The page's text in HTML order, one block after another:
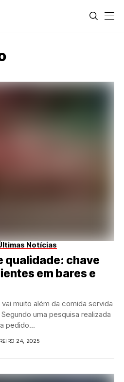
Notícias
qualidade: chave
em bares e
muito além da comida servida
uma pesquisa realizada
pedido...
24, 2025